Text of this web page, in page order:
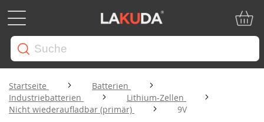
Startseite
Batterien
Industriebatterien
Lithium-Zellen
Nicht wiederaufladbar (primär)
9V